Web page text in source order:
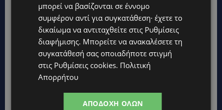
Topics
συνταγή του σεφ Νοέλ-(Βίντεο)
μπορεί να βασίζονται σε έννομο
συμφέρον αντί για συγκατάθεση· έχετε το
δικαίωμα να αντιταχθείτε στις Ρυθμίσεις
διαφήμισης. Μπορείτε να ανακαλέσετε τη
συγκατάθεσή σας οποιαδήποτε στιγμή
στις Ρυθμίσεις cookies. Πολιτική
Απορρήτου
ΑΠΟΔΟΧΉ ΌΛΩΝ